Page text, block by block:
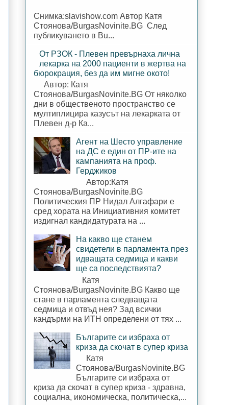
Снимка:slavishow.com Автор Катя
Стоянова/BurgasNovinite.BG След
публикуването в Bu...
От РЗОК - Плевен превърнаха лична
лекарка на 2000 пациенти в жертва на
бюрокрация, без да им мигне окото!
Автор: Катя
Стоянова/BurgasNovinite.BG От няколко
дни в общественото пространство се
мултиплицира казусът на лекарката от
Плевен д-р Ка...
Агент на Шесто управление
на ДС е един от ПР-ите на
кампанията на проф.
Герджиков
Автор:Катя
Стоянова/BurgasNovinite.BG
Политическия ПР Нидал Алгафари е
сред хората на Инициативния комитет
издигнал кандидатурата на ...
На какво ще станем
свидетели в парламента през
идващата седмица и какви
ще са последствията?
Катя
Стоянова/BurgasNovinite.BG Какво ще
стане в парламента следващата
седмица и отвъд нея? Зад всички
кандърми на ИТН определени от тях ...
Българите си избраха от
криза да скочат в супер криза
Катя
Стоянова/BurgasNovinite.BG
Българите си избраха от
криза да скочат в супер криза - здравна,
социална, икономическа, политическа,...